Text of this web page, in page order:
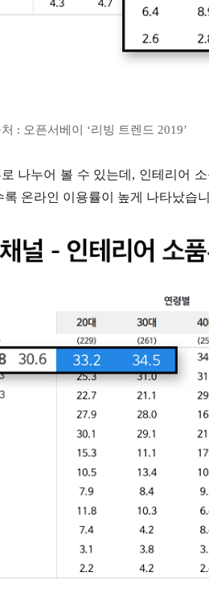
: 오픈서베이 ‘리빙 트렌드 2019’
나누어 볼 수 있는데, 인테리어 소
온라인 이용률이 높게 나타났습